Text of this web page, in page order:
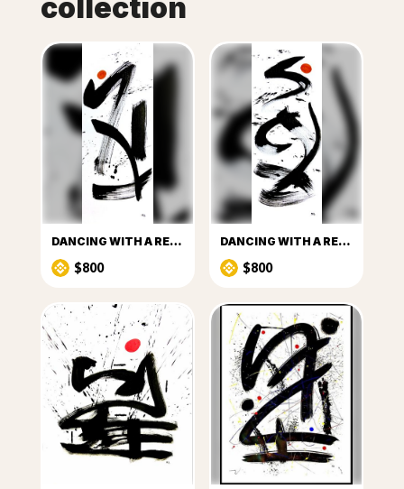
collection
DANCING WITH A RED DOT_I
$800
DANCING WITH A RED DOT_III
$800